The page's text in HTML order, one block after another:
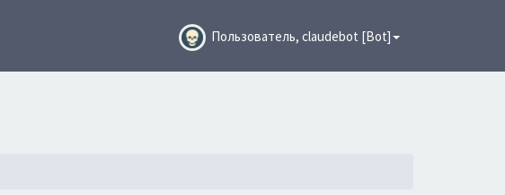
Пользователь, claudebot [Bot]